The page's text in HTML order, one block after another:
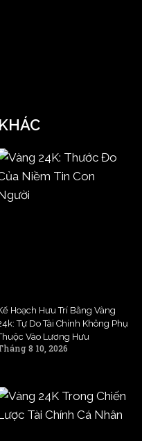
Hoạch Hưu Trí Bằng Vàng
Tự Do Tài Chính Không Phụ
Vào Lương Hưu
8 10, 2026